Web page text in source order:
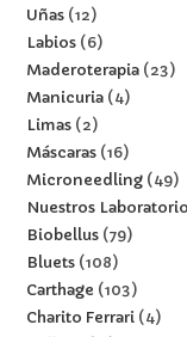
Uñas 12
Labios 6
Maderoterapia 23
Manicuria 4
Limas 2
Máscaras 16
Microneedling 49
Nuestros
Biobellus 79
Bluets 108
Carthage
103
Charito Ferrari 4